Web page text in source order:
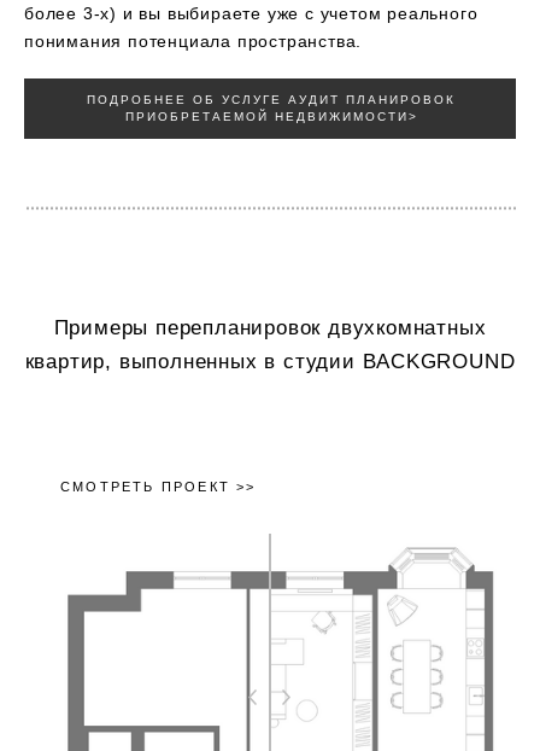
более 3-х) и вы выбираете уже с учетом реального
понимания потенциала пространства.
ПОДРОБНЕЕ ОБ УСЛУГЕ АУДИТ ПЛАНИРОВОК
ПРИОБРЕТАЕМОЙ НЕДВИЖИМОСТИ>
Примеры перепланировок двухкомнатных
квартир, выполненных в студии BACKGROUND
СМОТРЕТЬ ПРОЕКТ >>